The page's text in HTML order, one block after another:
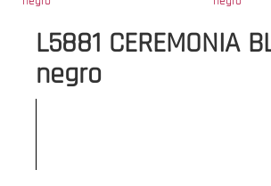
L5881 CEREMONIA
negro